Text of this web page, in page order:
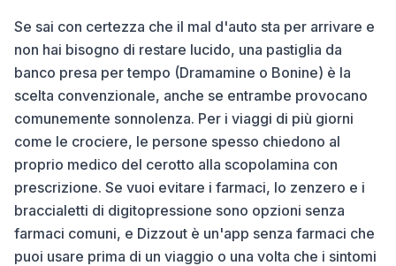
Se sai con certezza che il mal d'auto sta per arrivare e
non hai bisogno di restare lucido, una pastiglia da
banco presa per tempo (Dramamine o Bonine) è la
scelta convenzionale, anche se entrambe provocano
comunemente sonnolenza. Per i viaggi di più giorni
come le crociere, le persone spesso chiedono al
proprio medico del cerotto alla scopolamina con
prescrizione. Se vuoi evitare i farmaci, lo zenzero e i
braccialetti di digitopressione sono opzioni senza
farmaci comuni, e Dizzout è un'app senza farmaci che
puoi usare prima di un viaggio o una volta che i sintomi